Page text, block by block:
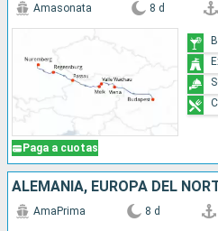
Paga a cuotas
Amasonata 8 d
ALEMANIA, EUROPA DEL
AmaPrima 8 d